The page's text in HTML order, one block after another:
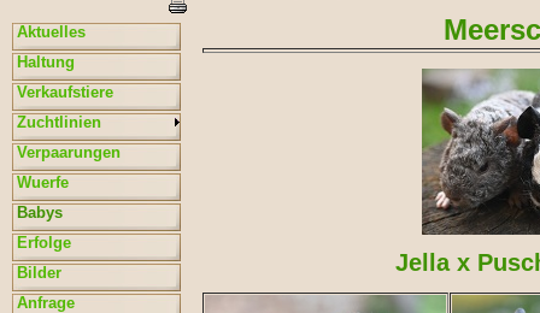
Aktuelles
Haltung
Verkaufstiere
Zuchtlinien
Verpaarungen
Wuerfe
Babys
Erfolge
Bilder
Anfrage
Jella x